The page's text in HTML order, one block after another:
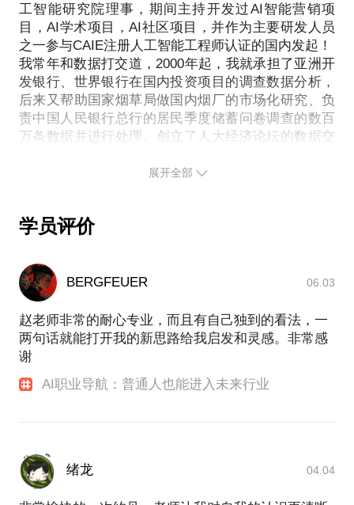
工智能研究院理事，期间主持开发过AI智能营销项
目，AI学术项目，AI社区项目，并作为主要研发人员
之一参与CAIE注册人工智能工程师认证的国内发起！
我常年和数据打交道，2000年起，我就承担了亚洲开
发银行、世界银行在国内投资项目的调查数据分析，
后来又帮助国家烟草局做国内烟厂的市场化研究、负
责中国人民银行总行的居民季度储蓄问卷调查的数百
万条数据并进行处理。创立了人大经济论坛的数据交
据、数据分析、人工智能等领域的普及教育！
字经济时代的必修之路
展开全部
学员评价
BERGFEUER 06.03
赵老师非常的耐心专业，而且有自己独到的看法，一
两句话就能打开我的新思路给我启发和灵感。非常感
谢
AI职业导航：普通人也能进入未来行业
绪龙 04.04